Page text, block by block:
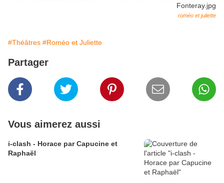
roméo et juliette
#Théâtres #Roméo et Juliette
Partager
Vous aimerez aussi
i-clash - Horace par Capucine et
Raphaël